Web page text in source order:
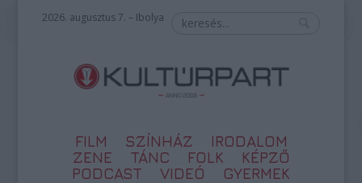
2026. augusztus 7. – Ibolya
FILM SZÍNHÁZ
IRODALOM
ZENE
TÁNC FOLK
KÉPZŐ
PODCAST
VIDEÓ GYERMEK